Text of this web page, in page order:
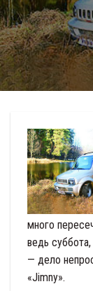
много
ведь
— дело
«Jimny».